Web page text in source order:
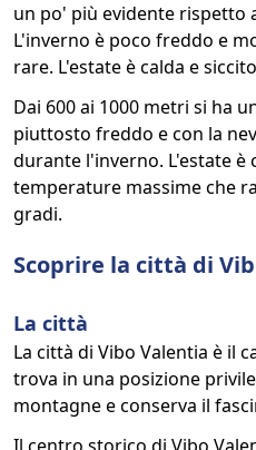
un po' più evidente rispetto
L'inverno è poco freddo e
rare. L'estate è calda e
Dai 600 ai 1000 metri si ha
piuttosto freddo e con la
durante l'inverno. L'estate è
temperature massime che
gradi.
Scoprire la città di
La città
La città di Vibo Valentia è il
trova in una posizione
montagne e conserva il